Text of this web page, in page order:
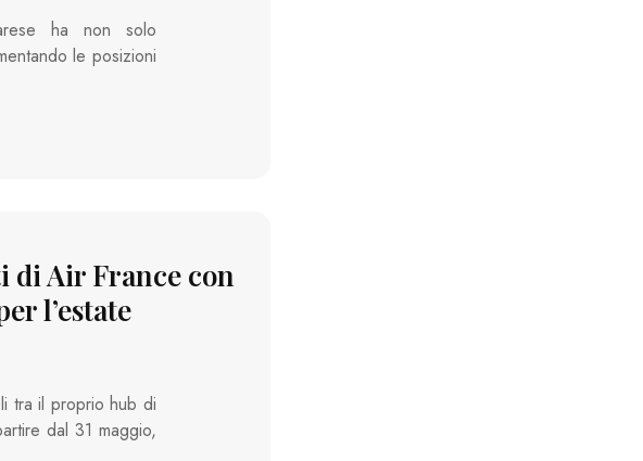
ha non solo
le posizioni
di Air France con
l’estate
tra il proprio hub di
dal 31 maggio,